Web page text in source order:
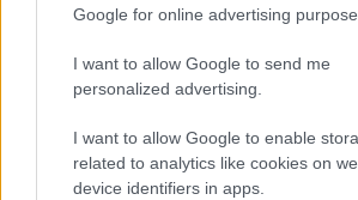
Google for online advertising
I want to allow Google to send me
personalized advertising.
I want to allow Google to enable
related to analytics like cookies on
device identifiers in apps.
Έλεγχος Διαθεσιμότητας